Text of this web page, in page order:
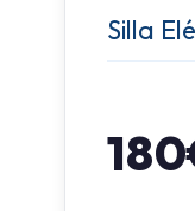
Silla